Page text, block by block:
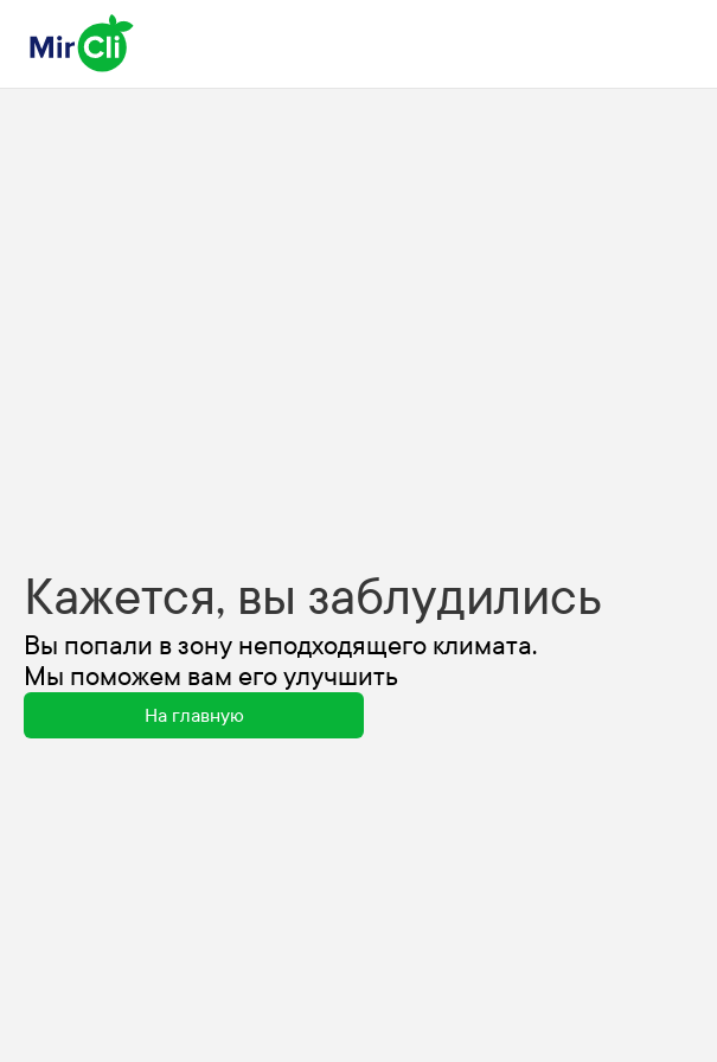
Кажется, вы заблудились
Вы попали в зону неподходящего климата.
Мы поможем вам его улучшить
На главную